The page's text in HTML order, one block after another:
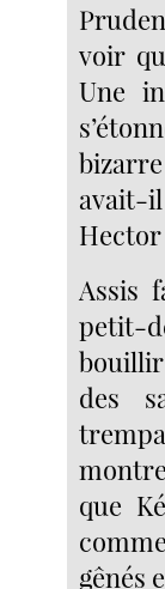
voir
Une
avait-il
Assis
petit-
bouillir
des
que
gênés